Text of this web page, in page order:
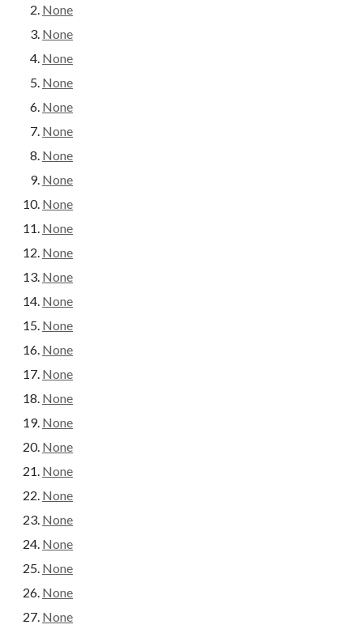
None
None
None
None
None
None
None
None
None
None
None
None
None
None
None
None
None
None
None
None
None
None
None
None
None
None